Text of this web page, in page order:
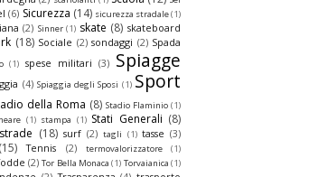
(6) Sicurezza (14) sicurezza stradale(1)
(2) Sinner (1) skate (8) skateboard
(18) Sociale (2) sondaggi (2) Spada
(1) spese militari (3) Spiagge
(4) Spiaggia degli Sposi (1) Sport
della Roma (8) Stadio Flaminio (1)
(1) stampa (1) Stati Generali (8)
strade (18) surf (2) tagli (1) tasse (3)
(15) Tennis (2) termovalorizzatore (1)
(2) Tor Bella Monaca (1) Torvaianica (1)